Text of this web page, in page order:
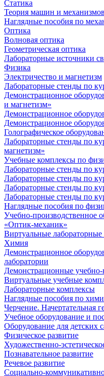
Статика
Теория машин и механизмов
Наглядные пособия по
Оптика
Волновая оптика
Геометрическая оптика
Лабораторные источники
Физика
Электричество и магнетизм
Лабораторные стенды по
Демонстрационное
и магнетизм»
Демонстрационное
Демонстрационное
Голографическое
Лабораторные стенды по
магнетизм»
Учебные комплексы по
Лабораторные стенды по
Лабораторные стенды по
Лабораторные стенды по
Лабораторные стенды по
Наглядные пособия по
Учебно-производственное
«Оптик-механик»
Виртуальные лабораторные
Химия
Демонстрационное
лаборатории
Демонстрационные
Виртуальные учебные
Лабораторные комплексы
Наглядные пособия по
Черчение. Начертательная
Учебное оборудование и
Оборудование для детских
Физическое развитие
Художественно-
Познавательное развитие
Речевое развитие
Социально-